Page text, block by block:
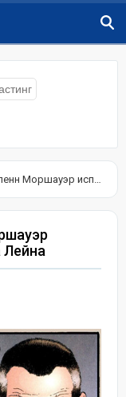
роль генерала Сэма Лейна
Лейна